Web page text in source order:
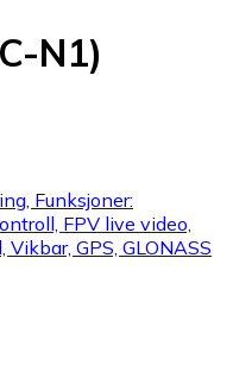
N1)
Funksjoner:
FPV live video,
GPS, GLONASS